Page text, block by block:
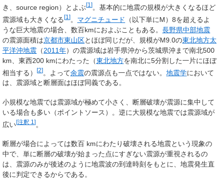
き、 source region）とよぶ[1 ] 。基本的に地震の規模が大きくなるほど
震源域も大きくなる [1 ] 。 マグニチュード
（以下単にM）8を超えるよ
うな巨大地震の場合、数百kmにおよぶこともある。 長野県中部地震
の震源面積は京都市東山区とほぼ同じだが、規模がM9.0の東北地方太
平洋沖地震 （2011年）の震源域は岩手県沖から茨城県沖まで南北500
km、東西200 kmにわたった（東北地方を南北に5分割した一片にほぼ
相当する）
[2]。よって余震の震源点も一点ではない。 地震学において
は、震源域と断層面はほぼ同義である。
小規模な地震では震源域が極めて小さく、断層破壊が震源に集中して
いる場合も多い（ポイントソース）。逆に大規模な地震では震源域が
広い[注釈 1 ]。
断層が場合によっては数百 kmにわたり破壊される地震という現象の
中で、単に断層の破壊が始まった点にすぎない震源が重視されるの
は、震源のみが後述のように地震波の到達時刻をもとに、地震発生直
後に判定できるからである。